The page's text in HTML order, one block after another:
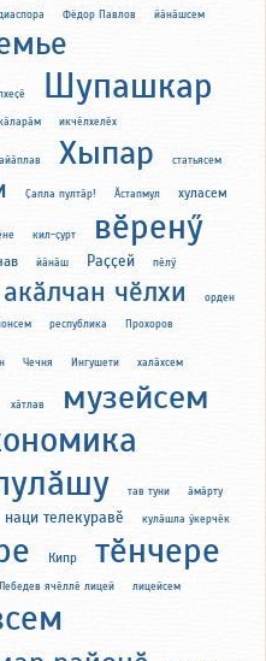
Фёдор Павлов йӑнӑшсем
Шупашкар
икчӗлхелӗх
айӑплав Хыпар статьясем
Ҫапла пултӑр! Ӑстапмул хуласем
кил-ҫурт вӗренӳ
йӑнӑш Раҫҫей пӗлӳ
акӑлчан чӗлхи
орден
республика Прохоров
Чечня Ингушети халӑхсем
хӑтлав музейсем
тав туни
ӑмӑрту
наци телекуравӗ кулӑшла ӳкерчӗк
Кипр тӗнчере
ячӗллӗ лицей лицейсем